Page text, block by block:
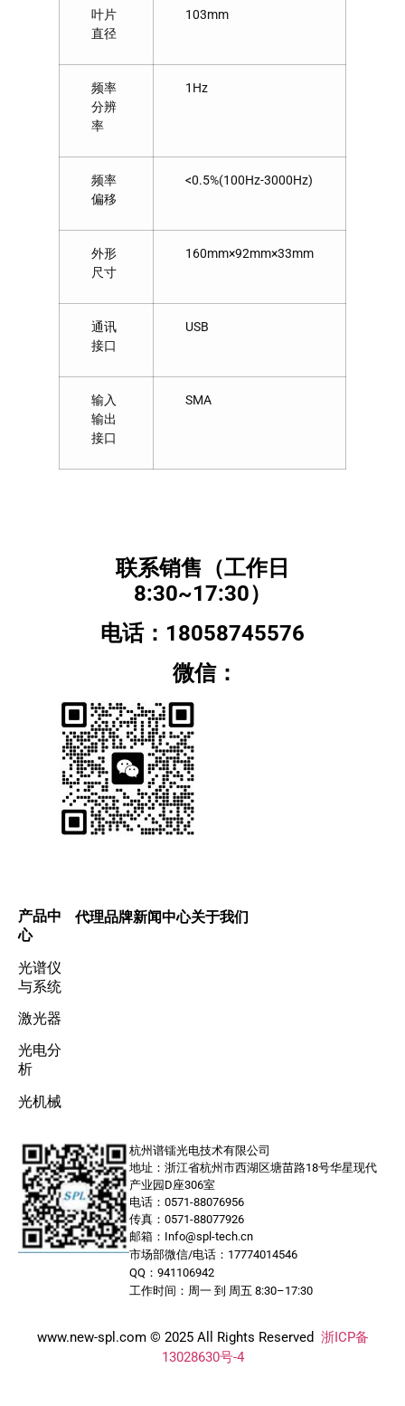
叶片
直径
103mm
频率
分辨
率
1Hz
频率
偏移
<0.5%(100Hz-3000Hz)
外形
尺寸
160mm×92mm×33mm
通讯
接口
USB
输入
输出
接口
SMA
联系销售（工作日
8:30~17:30）
电话：18058745576
微信：
产品中
心
光谱仪
与系统
激光器
光电分
析
光机械
代理品牌新闻中心关于我们
杭州谱镭光电技术有限公司
地址：浙江省杭州市西湖区塘苗路18号华星现代
产业园D座306室
电话：0571-88076956
传真：0571-88077926
邮箱：Info@spl-tech.cn
市场部微信/电话：17774014546
QQ：941106942
工作时间：周一 到 周五 8:30–17:30
www.new-spl.com © 2025 All Rights Reserved 浙ICP备
13028630号-4